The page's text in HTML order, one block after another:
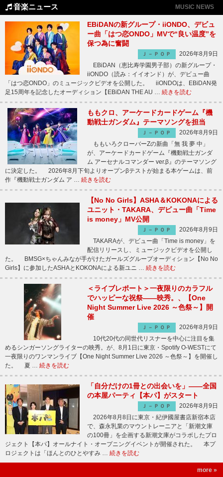
音楽ニュース MUSIC NEWS
EBiDANの新グループ・iiONDO、デビュ
ー曲「はつ恋ONDO」MVで“良い温度”を
保つ為に奮闘
Ｊ－ＰＯＰ
2026年8月9日
EBiDAN（恵比寿学園男子部）の新グループ・
iiONDO（読み：イイオンド）が、デビュー曲
「はつ恋ONDO」のミュージックビデオを公開した。 iiONDOは、EBiDAN発
足15周年を記念したオーディション【EBiDAN THE AU … 続きを読む
ももクロ、アーケードカードゲーム『機
動戦士ガンダム』テーマソングを担当
Ｊ－ＰＯＰ
2026年8月9日
ももいろクローバーZの新曲「無 我 夢 中」
が、アーケードカードゲーム『機動戦士ガンダ
ム アーセナルコマンダー ver.β』のテーマソング
に決定した。 2026年8月下旬よりオープンβテストが始まる本ゲームは、前
作『機動戦士ガンダム ア … 続きを読む
【No No Girls】ASHA＆KOKONAによる
ユニット・TAKARA、デビュー曲「Time
is money」MV公開
Ｊ－ＰＯＰ
2026年8月9日
TAKARAが、デビュー曲「Time is money」を
配信リリースし、ミュージックビデオを公開し
た。 BMSG×ちゃんみなが手がけたガールズグループオーディション【No No
Girls】に参加したASHAとKOKONAによる新ユニ … 続きを読む
＜ライブレポート＞一夜限りのカラフル
でハッピーな祝祭――映秀。、【One
Night Summer Live 2026 ～色祭～】開
催
Ｊ－ＰＯＰ
2026年8月9日
10代20代の同世代リスナーを中心に注目を集
めるシンガーソングライターの映秀。が、8月1日に東京・Spotify O-WESTにて
一夜限りのワンマンライブ【One Night Summer Live 2026 ～色祭～】を開催し
た。 夏 … 続きを読む
「自分だけの1冊との出会いを」――全国
の本屋パーティ【本パ】がスタート
Ｊ－ＰＯＰ
2026年8月9日
2026年8月8日に東京・紀伊國屋書店新宿本店
で、森永乳業のマウントレーニアと「新潮文庫
の100冊」を企画する新潮文庫がコラボしたプロ
ジェクト【本パ】オールナイト・オープニングイベントが開催された。 本プ
ロジェクトは「ほんとのひとやすみ … 続きを読む
more »